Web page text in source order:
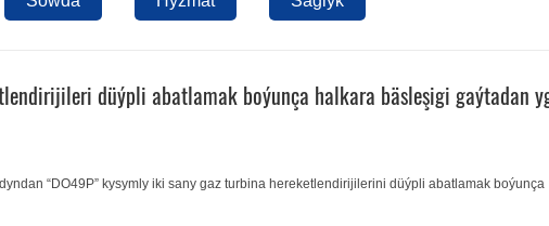
düýpli abatlamak boýunça halkara bäsleşigi gaýtadan
“DO49P” kysymly iki sany gaz turbina hereketlendirijilerini düýpli abatlamak boýunça